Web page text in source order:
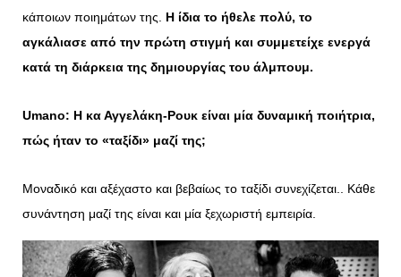
κάποιων ποιημάτων της. Η ίδια το ήθελε πολύ, το
αγκάλιασε από την πρώτη στιγμή και συμμετείχε ενεργά
κατά τη διάρκεια της δημιουργίας του άλμπουμ.
Umano: Η κα Αγγελάκη-Ρουκ είναι μία δυναμική ποιήτρια,
πώς ήταν το «ταξίδι» μαζί της;
Μοναδικό και αξέχαστο και βεβαίως το ταξίδι συνεχίζεται.. Κάθε
συνάντηση μαζί της είναι και μία ξεχωριστή εμπειρία.